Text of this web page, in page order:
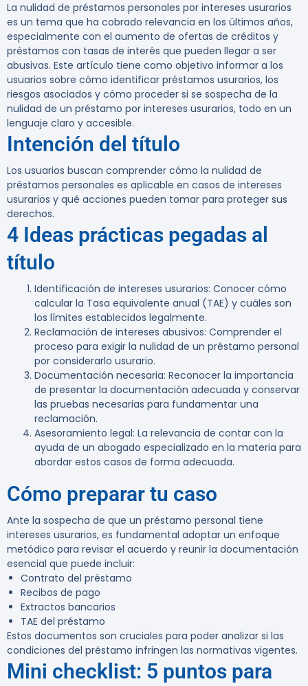
La nulidad de préstamos personales por intereses usurarios
es un tema que ha cobrado relevancia en los últimos años,
especialmente con el aumento de ofertas de créditos y
préstamos con tasas de interés que pueden llegar a ser
abusivas. Este artículo tiene como objetivo informar a los
usuarios sobre cómo identificar préstamos usurarios, los
riesgos asociados y cómo proceder si se sospecha de la
nulidad de un préstamo por intereses usurarios, todo en un
lenguaje claro y accesible.
Intención del título
Los usuarios buscan comprender cómo la nulidad de
préstamos personales es aplicable en casos de intereses
usurarios y qué acciones pueden tomar para proteger sus
derechos.
4 Ideas prácticas pegadas al
título
Identificación de intereses usurarios: Conocer cómo
calcular la Tasa equivalente anual (TAE) y cuáles son
los límites establecidos legalmente.
Reclamación de intereses abusivos: Comprender el
proceso para exigir la nulidad de un préstamo personal
por considerarlo usurario.
Documentación necesaria: Reconocer la importancia
de presentar la documentación adecuada y conservar
las pruebas necesarias para fundamentar una
reclamación.
Asesoramiento legal: La relevancia de contar con la
ayuda de un abogado especializado en la materia para
abordar estos casos de forma adecuada.
Cómo preparar tu caso
Ante la sospecha de que un préstamo personal tiene
intereses usurarios, es fundamental adoptar un enfoque
metódico para revisar el acuerdo y reunir la documentación
esencial que puede incluir:
Contrato del préstamo
Recibos de pago
Extractos bancarios
TAE del préstamo
Estos documentos son cruciales para poder analizar si las
condiciones del préstamo infringen las normativas vigentes.
Mini checklist: 5 puntos para